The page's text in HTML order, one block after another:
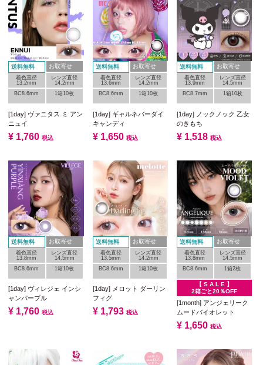
送料無料 お取寄せ
着色直径
13.2mm
レンズ直径
14.2mm
BC8.6mm
1箱10枚
[1day] ヴァニタス ミ アン
ニュイ
¥ 1,760 税込
送料無料 お取寄せ
着色直径
13.6mm
レンズ直径
14.2mm
BC8.6mm
1箱10枚
[1day] ギャルネバーダイ
キャンディ
¥ 1,650 税込
送料無料 お取寄せ
着色直径
13.9mm
レンズ直径
14.5mm
BC8.7mm
1箱10枚
[1day] ノックノック 乙女
のきもち
¥ 1,518 税込
送料無料 お取寄せ
着色直径
13.8mm
レンズ直径
14.5mm
BC8.6mm
1箱10枚
[1day] ヴィレジェ インシ
ャンパープル
¥ 1,760 税込
送料無料 お取寄せ
着色直径
13.5mm
レンズ直径
14.2mm
BC8.6mm
1箱10枚
[1day] メロット ダーリン
フィグ
¥ 1,793 税込
送料無料 お取寄せ
着色直径
13.8mm
レンズ直径
14.5mm
BC8.6mm
1箱2枚
【 S A L E 】
2箱ごと20％OFF
[1month] アンジェリーク
ムードバイオレット
¥ 1,650 税込